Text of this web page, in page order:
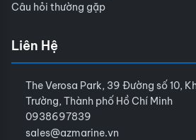
Câu hỏi thường gặp
Liên Hệ
The Verosa Park, 39 Đường số 10,
Trường, Thành phố Hồ Chí Minh
0938697839
sales@azmarine.vn